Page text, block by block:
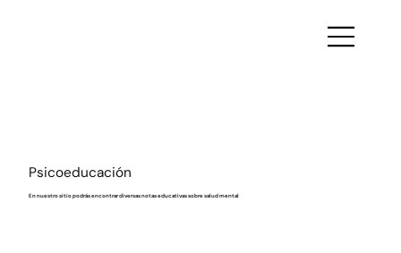
Psicoeducación
En nuestro sitio podrás encontrar diversas notas educativas sobre salud mental